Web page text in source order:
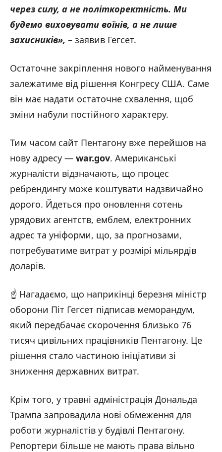
через силу, а не політкоректність. Ми
будемо виховувати воїнів, а не лише
захисників», – заявив Гегсет.
Остаточне закріплення нового найменування
залежатиме від рішення Конгресу США. Саме
він має надати остаточне схвалення, щоб
зміни набули постійного характеру.
Тим часом сайт Пентагону вже перейшов на
нову адресу — war.gov. Американські
журналісти відзначають, що процес
ребрендингу може коштувати надзвичайно
дорого. Йдеться про оновлення сотень
урядових агентств, емблем, електронних
адрес та уніформи, що, за прогнозами,
потребуватиме витрат у розмірі мільярдів
доларів.
☝️ Нагадаємо, що наприкінці березня міністр
оборони Піт Гегсет підписав меморандум,
який передбачає скорочення близько 76
тисяч цивільних працівників Пентагону. Це
рішення стало частиною ініціативи зі
зниження державних витрат.
Крім того, у травні адміністрація Дональда
Трампа запровадила нові обмеження для
роботи журналістів у будівлі Пентагону.
Репортери більше не мають права вільно